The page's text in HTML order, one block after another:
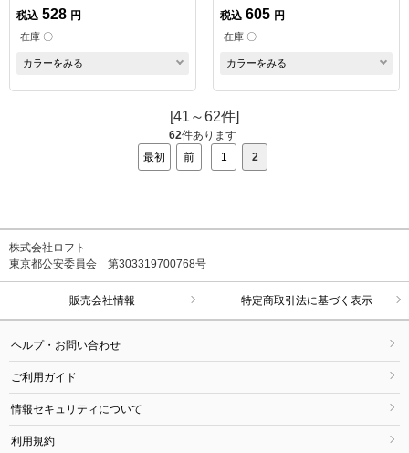
税込 528 円
在庫 〇
カラーをみる
税込 605 円
在庫 〇
カラーをみる
[41～62件]
62件あります
最初
前 1 2
株式会社ロフト
東京都公安委員会 第303319700768号
販売会社情報 特定商取引法に基づく表示
ヘルプ・お問い合わせ
ご利用ガイド
情報セキュリティについて
利用規約